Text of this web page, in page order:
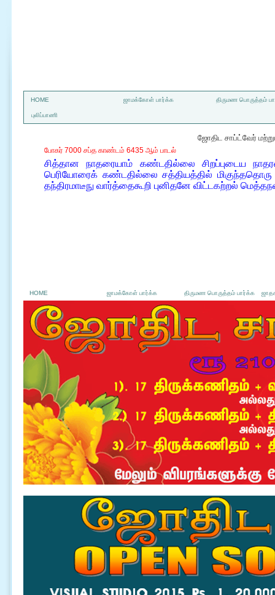
HOME ஜாமக்கோள் பார்க்க திருமண பொருத்தம்
புலிப்பாணி
ஜோதிட சாப்ட்வேர்
போகர் 7000 சப்த காண்டம் 6435 ஆம் பாடல்
சித்தான நாதரையாம் கண்டதில்லை சிறப்புடைய
பெரியோரைக் கண்டதில்லை சத்தியத்தில் மிகுந்ததொரு
தந்திரமாடீநு வார்த்தைகூறி புனிதனே விட்டகற்றல்
HOME ஜாமக்கோள் பார்க்க திருமண பொருத்தம் பார்க்க